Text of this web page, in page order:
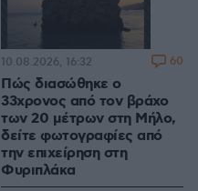
Πώς διασώθηκε ο
33χρονος από τον βράχο
των 20 μέτρων στη Μήλο,
δείτε φωτογραφίες από
την επιχείρηση στη
Φυριπλάκα
10.08.2026, 16:32 60